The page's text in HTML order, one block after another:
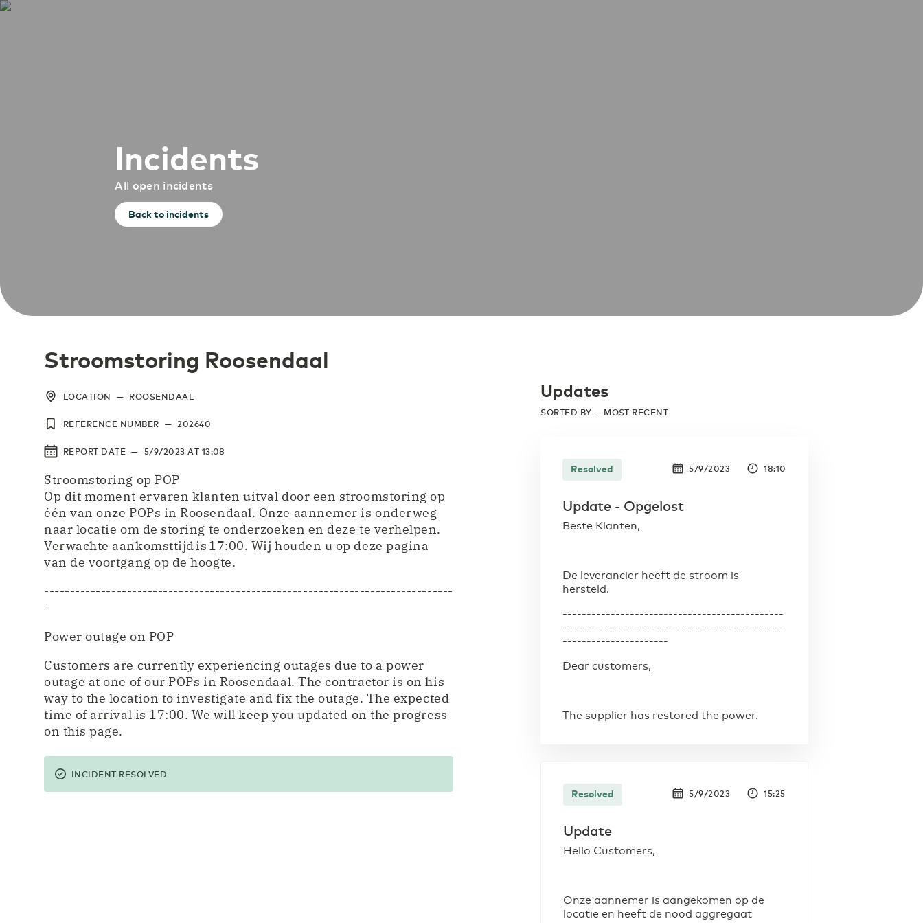
Incidents
All open incidents
Back to incidents
Stroomstoring Roosendaal
LOCATION — ROOSENDAAL
REFERENCE NUMBER — 202640
REPORT DATE — 5/9/2023 AT 13:08
Stroomstoring op POP
Op dit moment ervaren klanten uitval door een stroomstoring op
één van onze POPs in Roosendaal. Onze aannemer is onderweg
naar locatie om de storing te onderzoeken en deze te verhelpen.
Verwachte aankomsttijd is 17:00. Wij houden u op deze pagina
van de voortgang op de hoogte.
-------------------------------------------------------------------------------
-
Power outage on POP
Customers are currently experiencing outages due to a power
outage at one of our POPs in Roosendaal. The contractor is on his
way to the location to investigate and fix the outage. The expected
time of arrival is 17:00. We will keep you updated on the progress
on this page.
INCIDENT RESOLVED
Updates
SORTED BY — MOST RECENT
Resolved 5/9/2023 18:10
Update - Opgelost
Beste Klanten,
De leverancier heeft de stroom is
hersteld.
----------------------------------------------
----------------------------------------------
----------------------
Dear customers,
The supplier has restored the power.
Resolved 5/9/2023 15:25
Update
Hello Customers,
Onze aannemer is aangekomen op de
locatie en heeft de nood aggregaat